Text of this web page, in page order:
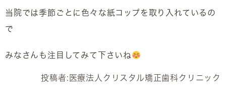
当院では季節ごとに色々な紙コップを取り入れているの
で
みなさんも注目してみて下さいね
投稿者: 医療法人クリスタル矯正歯科クリニック